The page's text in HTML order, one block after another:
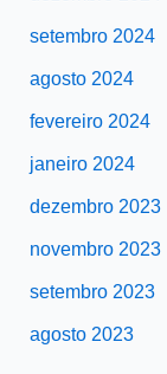
setembro 2024
agosto 2024
fevereiro 2024
janeiro 2024
dezembro 2023
novembro 2023
setembro 2023
agosto 2023